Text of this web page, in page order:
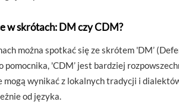
w skrótach: DM czy CDM?
można spotkać się ze skrótem 'DM’
pomocnika, 'CDM’ jest bardziej
mogą wynikać z lokalnych tradycji i
od języka.